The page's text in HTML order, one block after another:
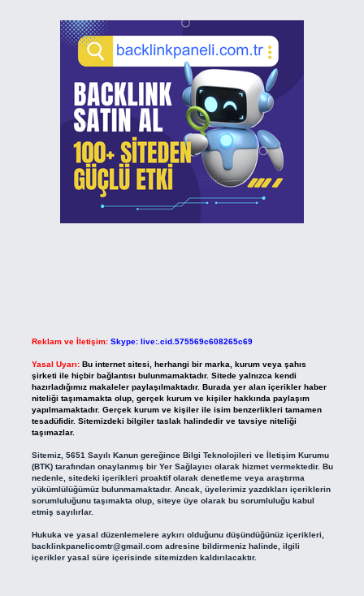
Reklam ve İletişim: Skype: live:.cid.575569c608265c69
Yasal Uyarı: Bu internet sitesi, herhangi bir marka, kurum veya şahıs
şirketi ile hiçbir bağlantısı bulunmamaktadır. Sitede yalnızca kendi
hazırladığımız makaleler paylaşılmaktadır. Burada yer alan içerikler haber
niteliği taşımamakta olup, gerçek kurum ve kişiler hakkında paylaşım
yapılmamaktadır. Gerçek kurum ve kişiler ile isim benzerlikleri tamamen
tesadüfidir. Sitemizdeki bilgiler taslak halindedir ve tavsiye niteliği
taşımazlar.
Sitemiz, 5651 Sayılı Kanun gereğince Bilgi Teknolojileri ve İletişim Kurumu
(BTK) tarafından onaylanmış bir Yer Sağlayıcı olarak hizmet vermektedir. Bu
nedenle, sitedeki içerikleri proaktif olarak denetleme veya araştırma
yükümlülüğümüz bulunmamaktadır. Ancak, üyelerimiz yazdıkları içeriklerin
sorumluluğunu taşımakta olup, siteye üye olarak bu sorumluluğu kabul
etmiş sayılırlar.
Hukuka ve yasal düzenlemelere aykırı olduğunu düşündüğünüz içerikleri,
backlinkpanelicomtr@gmail.comadresine bildirmeniz halinde, ilgili
içerikler yasal süre içerisinde sitemizden kaldırılacaktır.